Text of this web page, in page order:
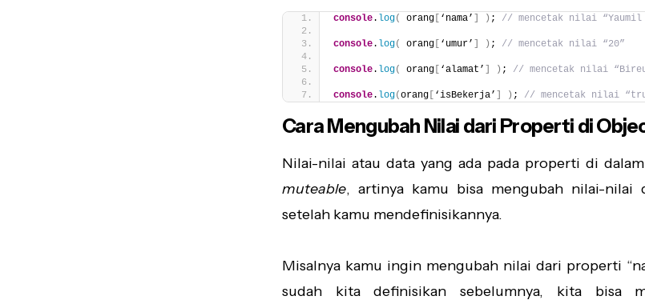
console. log( orang ‘nama’ ) ; // mencetak nilai “Yaumil
console. log( orang ‘umur’ ) ; // mencetak nilai “20”
console. log( orang ‘alamat’ ) ; // mencetak nilai
console. log(orang ‘isBekerja’ ) ; // mencetak nilai
Cara Mengubah Nilai dari Properti di
Nilai-nilai atau data yang ada pada properti di
muteable, artinya kamu bisa mengubah nilai-nilai
setelah kamu mendefinisikannya.
Misalnya kamu ingin mengubah nilai dari properti
sudah kita definisikan sebelumnya, kita bisa